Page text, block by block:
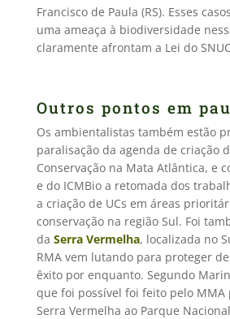
Francisco de Paula (RS). Esses
uma ameaça à biodiversidade
claramente afrontam a Lei do
Outros pontos em
Os ambientalistas também estão
paralisação da agenda de criação
Conservação na Mata Atlântica, e
e do ICMBio a retomada dos
a criação de UCs em áreas
conservação na região Sul. Foi
da Serra Vermelha, localizada no
RMA vem lutando para proteger
êxito por enquanto. Segundo
que foi possível foi feito pelo MMA
Serra Vermelha ao Parque